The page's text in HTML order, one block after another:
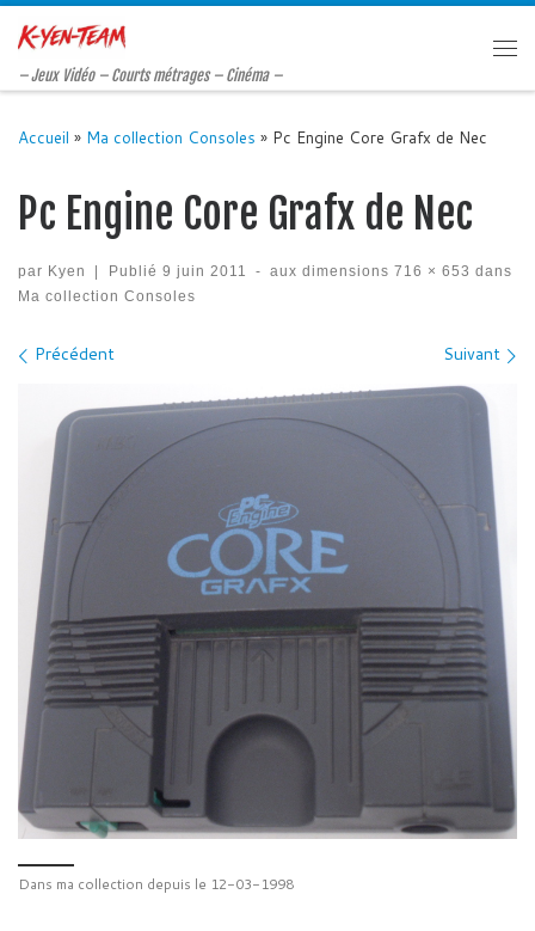
Passer au contenu
– Jeux Vidéo – Courts métrages – Cinéma –
Accueil » Ma collection Consoles » Pc Engine Core Grafx de Nec
Pc Engine Core Grafx de Nec
par Kyen | Publié 9 juin 2011 - aux dimensions 716 × 653 dans
Ma collection Consoles
Navigation des images
Précédent Suivant
Dans ma collection depuis le 12-03-1998